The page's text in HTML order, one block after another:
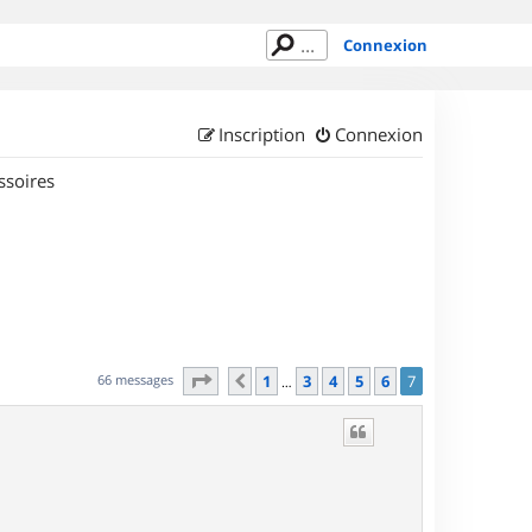
Connexion
Connexion
Inscription
66 messages Page sur
Précédent
1 … 3 4 5 6 7